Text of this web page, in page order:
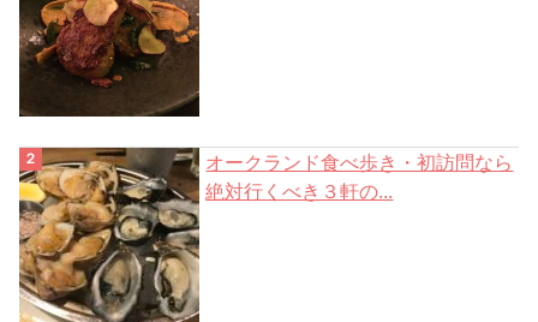
オークランド食べ歩き・初訪問なら
絶対行くべき３軒の...